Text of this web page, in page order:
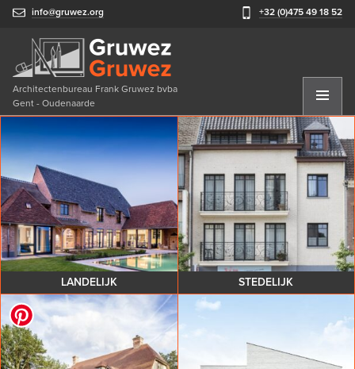
info@gruwez.org +32 (0)475 49 18 52
Architectenbureau Frank Gruwez bvba
Gent - Oudenaarde
LANDELIJK STEDELIJK